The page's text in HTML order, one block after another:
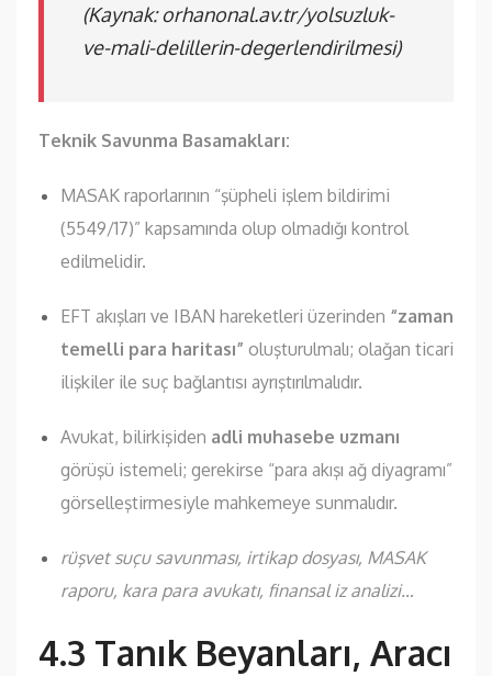
(Kaynak:orhanonal.av.tr/yolsuzluk-
ve-mali-delillerin-degerlendirilmesi)
Teknik Savunma Basamakları:
MASAK raporlarının “şüpheli işlem bildirimi
(5549/17)” kapsamında olup olmadığı kontrol
edilmelidir.
EFT akışları ve IBAN hareketleri üzerinden “zaman
temelli para haritası” oluşturulmalı; olağan ticari
ilişkiler ile suç bağlantısı ayrıştırılmalıdır.
Avukat, bilirkişiden adli muhasebe uzmanı
görüşü istemeli; gerekirse “para akışı ağ diyagramı”
görselleştirmesiyle mahkemeye sunmalıdır.
rüşvet suçu savunması, irtikap dosyası, MASAK
raporu, kara para avukatı, finansal iz analizi…
4.3 Tanık Beyanları, Aracı